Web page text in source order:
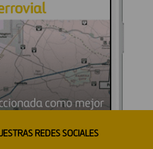
REDES SOCIALES